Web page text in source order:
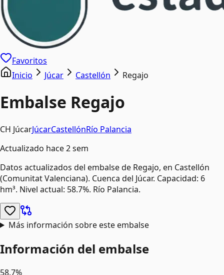
Favoritos
Inicio
Júcar Castellón Regajo
Embalse Regajo
CH JúcarJúcarCastellónRío Palancia
Actualizado hace 2 sem
Datos actualizados del embalse de Regajo, en Castellón
(Comunitat Valenciana). Cuenca del Júcar. Capacidad: 6
hm³. Nivel actual: 58.7%. Río Palancia.
Más información sobre este embalse
Información del embalse
58,7%